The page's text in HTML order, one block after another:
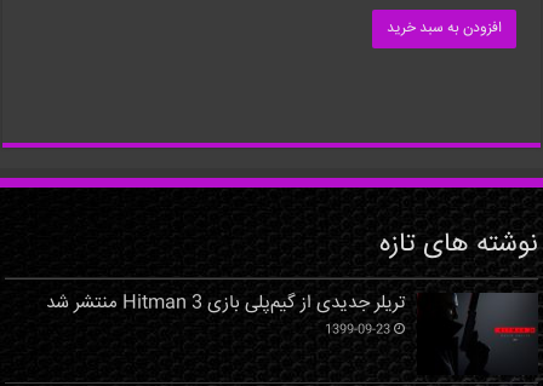
افزودن به سبد خرید
نوشته های تازه
تریلر جدیدی از گیم‌پلی بازی Hitman 3 منتشر شد
1399-09-23